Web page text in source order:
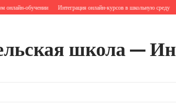
Интеграция онлайн-курсов в школьную среду
школа —